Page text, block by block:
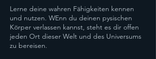
Lerne deine wahren Fähigkeiten kennen
und nutzen. WEnn du deinen pysischen
Körper verlassen kannst, steht es dir offen
jeden Ort dieser Welt und des Universums
zu bereisen.